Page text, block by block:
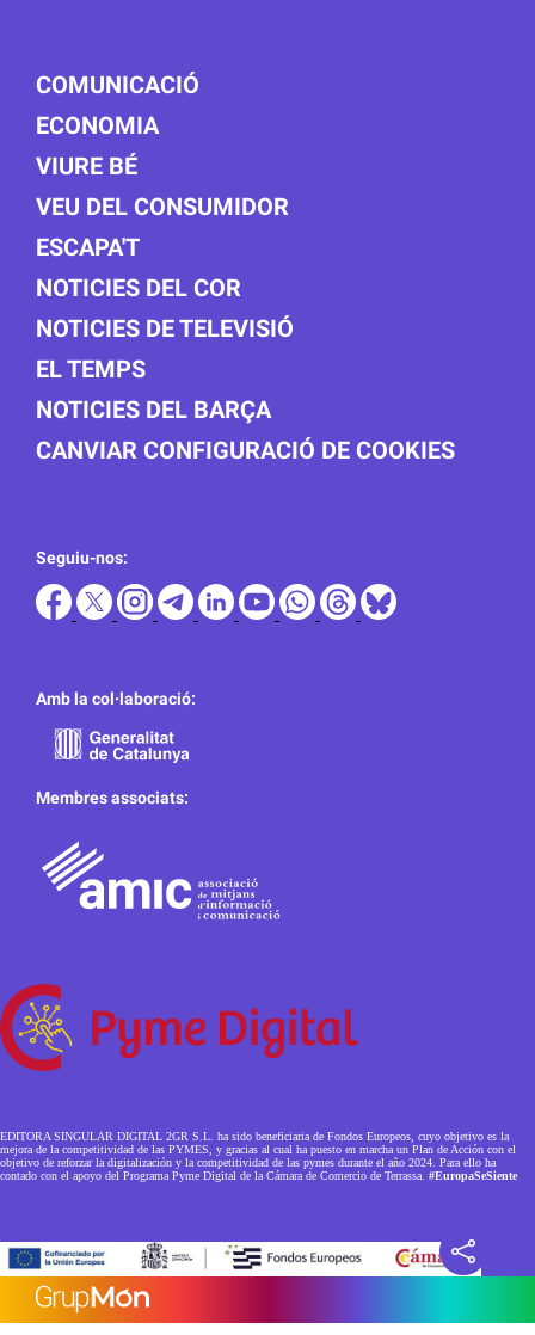
COMUNICACIÓ
ECONOMIA
VIURE BÉ
VEU DEL CONSUMIDOR
ESCAPA'T
NOTICIES DEL COR
NOTICIES DE TELEVISIÓ
EL TEMPS
NOTICIES DEL BARÇA
CANVIAR CONFIGURACIÓ DE COOKIES
Seguiu-nos:
Amb la col·laboració:
Membres associats:
EDITORA SINGULAR DIGITAL 2GR S.L. ha sido beneficiaria de Fondos Europeos, cuyo objetivo es la
mejora de la competitividad de las PYMES, y gracias al cual ha puesto en marcha un Plan de Acción con el
objetivo de reforzar la digitalización y la competitividad de las pymes durante el año 2024. Para ello ha
contado con el apoyo del Programa Pyme Digital de la Cámara de Comercio de Terrassa. #EuropaSeSiente